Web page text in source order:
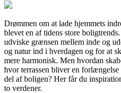
Drømmen om at lade hjemmets
blevet en af tidens store
udviske grænsen mellem inde og
og natur ind i hverdagen og for at
mere harmonisk. Men hvordan
hvor terrassen bliver en
del af boligen? Her får du
to verdener.